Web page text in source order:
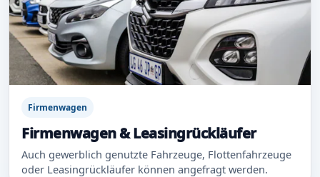
Firmenwagen
Firmenwagen & Leasingrückläufer
Auch gewerblich genutzte Fahrzeuge, Flottenfahrzeuge
oder Leasingrückläufer können angefragt werden.